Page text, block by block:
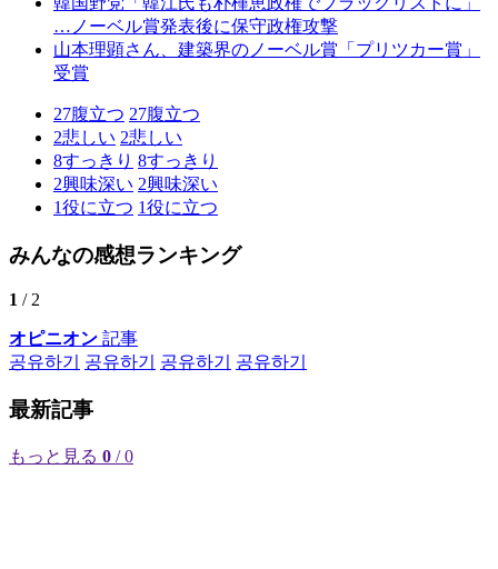
…ノーベル賞発表後に保守政権攻撃
山本理顕さん、建築界のノーベル賞「プリツカー賞」
受賞
27腹立つ 27腹立つ
2悲しい 2悲しい
8すっきり 8すっきり
2興味深い 2興味深い
1役に立つ 1役に立つ
みんなの感想ランキング
1 / 2
オピニオン 記事
공유하기
공유하기 공유하기 공유하기
最新記事
もっと見る 0 / 0